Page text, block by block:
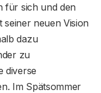
für sich und den
seiner neuen Vision
dazu
zu
diverse
Im Spätsommer